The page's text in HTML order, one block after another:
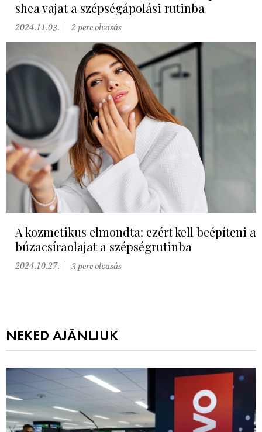
shea vajat a szépségápolási rutinba
2024.11.03. 2 perc olvasás
A kozmetikus elmondta: ezért kell beépíteni a
búzacsíraolajat a szépségrutinba
2024.10.27. 3 perc olvasás
NEKED AJÁNLJUK